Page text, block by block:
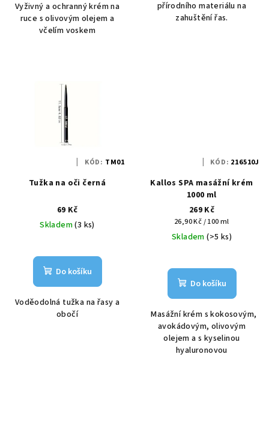
Vyživný a ochranný krém na
ruce s olivovým olejem a
včelím voskem
přírodního materiálu na
zahuštění řas.
Tužka na oči černá
69 Kč
Skladem(3 ks)
Do košíku
Voděodolná tužka na řasy a
obočí
KÓD: TM01
Kallos SPA masážní krém
1000 ml
269 Kč
Měrná
cena:
26,90 Kč / 100 ml
Skladem(>5 ks)
Do košíku
Masážní krém s kokosovým,
avokádovým, olivovým
olejem a s kyselinou
hyaluronovou
KÓD: 216510J